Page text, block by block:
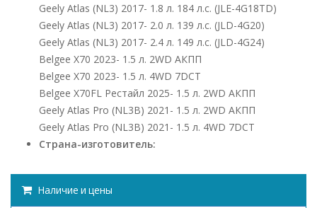
Geely Atlas (NL3) 2017- 1.8 л. 184 л.с. (JLE-4G18TD)
Geely Atlas (NL3) 2017- 2.0 л. 139 л.с. (JLD-4G20)
Geely Atlas (NL3) 2017- 2.4 л. 149 л.с. (JLD-4G24)
Belgee X70 2023- 1.5 л. 2WD АКПП
Belgee X70 2023- 1.5 л. 4WD 7DCT
Belgee X70FL Рестайл 2025- 1.5 л. 2WD АКПП
Geely Atlas Pro (NL3B) 2021- 1.5 л. 2WD АКПП
Geely Atlas Pro (NL3B) 2021- 1.5 л. 4WD 7DCT
Страна-изготовитель:
Наличие и цены